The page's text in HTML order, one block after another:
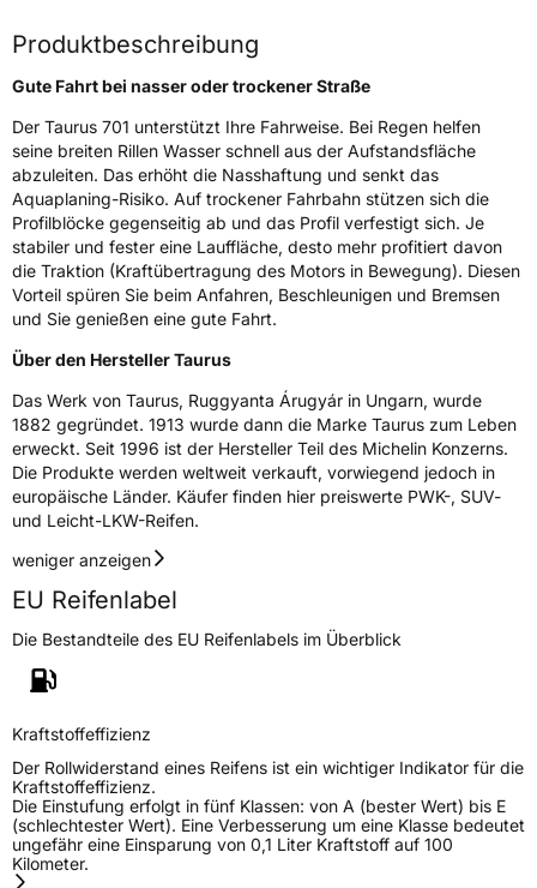
Höchstlast900 kg
Gewicht (in kg)
Generelle Merkmale
FahrzeugtypSUV
VerwendungSommerreifen
Modellname701
FahrzeugartPKW & SUV
Weitere Eigenschaften
Schlauchtyp TL
ZustandNeureifen
EU Label
Effizienz
NasshaftungC
Rollgeräusch (Klasse)
Rollgeräusch (dB)
FahrzeugklasseC1
3PMSF / Schneeflockensymbol / Alpine-SymbolNein
Produktbeschreibung
Gute Fahrt bei nasser oder trockener Straße
Der Taurus 701 unterstützt Ihre Fahrweise. Bei Regen helfen
seine breiten Rillen Wasser schnell aus der Aufstandsfläche
abzuleiten. Das erhöht die Nasshaftung und senkt das
Aquaplaning-Risiko. Auf trockener Fahrbahn stützen sich die
Profilblöcke gegenseitig ab und das Profil verfestigt sich. Je
stabiler und fester eine Lauffläche, desto mehr profitiert davon
die Traktion (Kraftübertragung des Motors in Bewegung). Diesen
Vorteil spüren Sie beim Anfahren, Beschleunigen und Bremsen
und Sie genießen eine gute Fahrt.
Über den Hersteller Taurus
Das Werk von Taurus, Ruggyanta Árugyár in Ungarn, wurde
1882 gegründet. 1913 wurde dann die Marke Taurus zum Leben
erweckt. Seit 1996 ist der Hersteller Teil des Michelin Konzerns.
Die Produkte werden weltweit verkauft, vorwiegend jedoch in
europäische Länder. Käufer finden hier preiswerte PWK-, SUV-
und Leicht-LKW-Reifen.
weniger anzeigen
EU Reifenlabel
Die Bestandteile des EU Reifenlabels im Überblick
Kraftstoffeffizienz
Der Rollwiderstand eines Reifens ist ein wichtiger Indikator für die
Kraftstoffeffizienz.
Die Einstufung erfolgt in fünf Klassen: von A (bester Wert) bis E
(schlechtester Wert). Eine Verbesserung um eine Klasse bedeutet
ungefähr eine Einsparung von 0,1 Liter Kraftstoff auf 100
Kilometer.